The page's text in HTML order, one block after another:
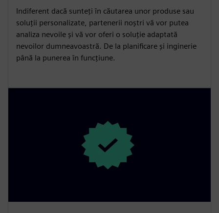
Indiferent dacă sunteți în căutarea unor produse sau
soluții personalizate, partenerii noștri vă vor putea
analiza nevoile și vă vor oferi o soluție adaptată
nevoilor dumneavoastră. De la planificare și inginerie
până la punerea în funcțiune.